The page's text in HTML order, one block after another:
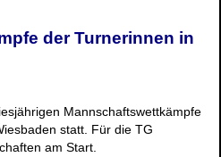
der Turnerinnen in
Mannschaftswettkämpfe
statt. Für die TG
am Start.